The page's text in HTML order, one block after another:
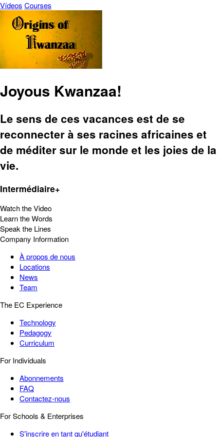
Vídeos Courses
Joyous Kwanzaa!
Le sens de ces vacances est de se
reconnecter à ses racines africaines et
de méditer sur le monde et les joies de la
vie.
Intermédiaire+
Watch the Video
Learn the Words
Speak the Lines
Company Information
À propos de nous
Locations
News
Team
The EC Experience
Technology
Pedagogy
Curriculum
For Individuals
Abonnements
FAQ
Contactez-nous
For Schools & Enterprises
S'inscrire en tant qu'étudiant